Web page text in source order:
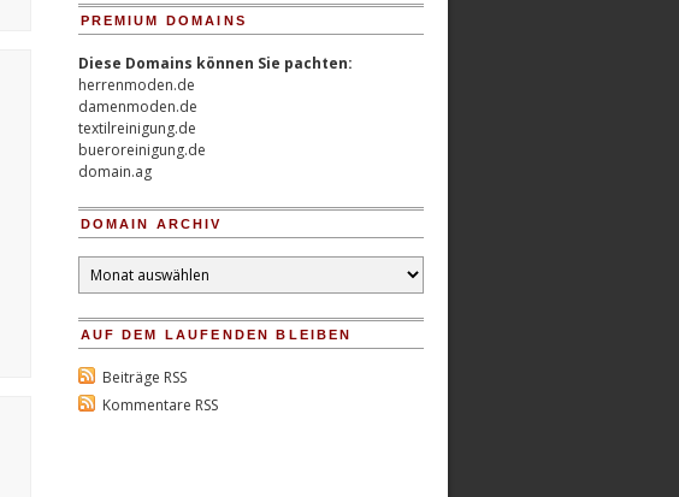
PREMIUM DOMAINS
Diese Domains können Sie pachten:
herrenmoden.de
damenmoden.de
textilreinigung.de
bueroreinigung.de
domain.ag
DOMAIN ARCHIV
Domain
Archiv
AUF DEM LAUFENDEN BLEIBEN
Beiträge RSS
Kommentare RSS